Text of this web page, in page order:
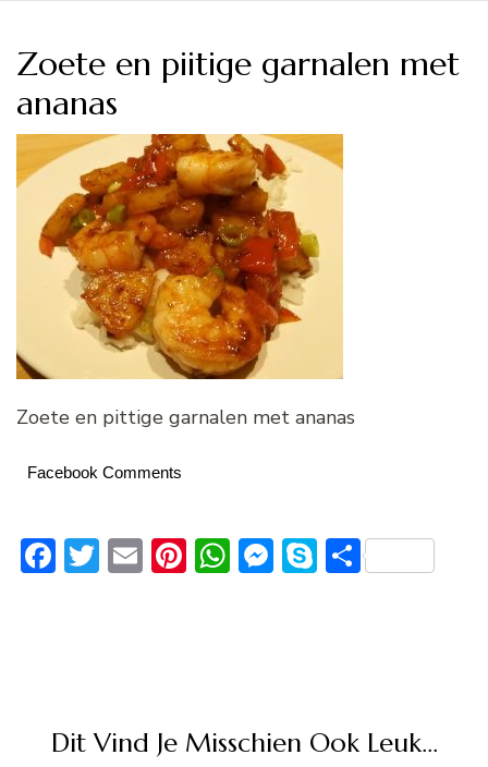
Zoete en piitige garnalen met
ananas
Zoete en pittige garnalen met ananas
Facebook Comments
Facebook
Twitter
EmailPinterest
WhatsApp
Messenger
Skype
Delen
Dit Vind Je Misschien Ook Leuk...